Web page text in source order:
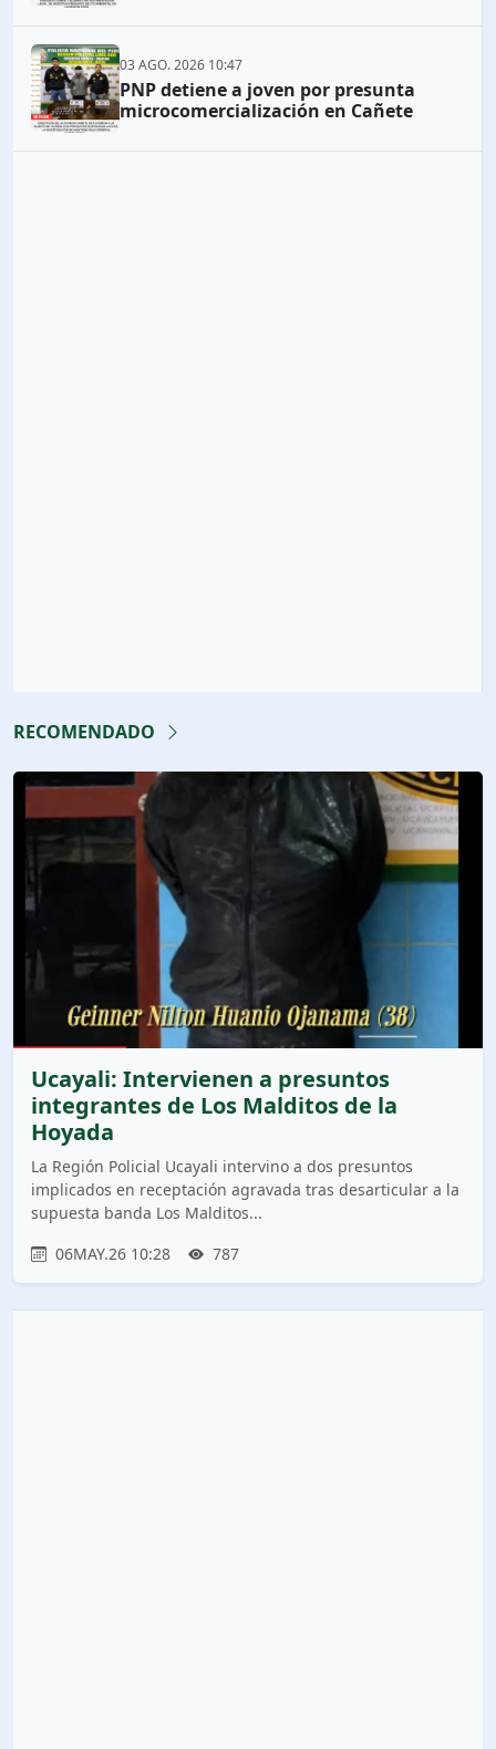
03 AGO. 2026 10:47
PNP detiene a joven por presunta
microcomercialización en Cañete
RECOMENDADO
Ucayali: Intervienen a presuntos
integrantes de Los Malditos de la
Hoyada
La Región Policial Ucayali intervino a dos presuntos
implicados en receptación agravada tras desarticular a la
supuesta banda Los Malditos...
06MAY.26 10:28
787